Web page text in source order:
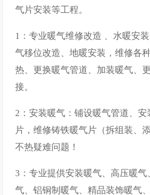
气片安装等工程。
1：专业暖气维修改造 、水暖安
气移位改造、地暖安装，维修各
热、更换暖气管道、加装暖气、
接。
2：安装暖气：铺设暖气管道、
片，维修铸铁暖气片（拆组装、
不热疑难问题！
3：专业提供安装暖气、高压暖
气、铝铜制暖气、精品装饰暖气